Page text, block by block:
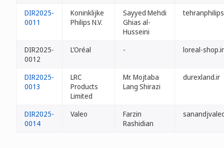
DIR2025-
0011
Koninklijke
Philips N.V.
Sayyed Mehdi
Ghias al-
Husseini
DIR2025-
0012
L’Oréal - loreal-shop.ir
DIR2025-
0013
LRC
Products
Limited
Mr. Mojtaba
Lang Shirazi
durexland.ir
DIR2025-
0014
Valeo
Farzin
Rashidian